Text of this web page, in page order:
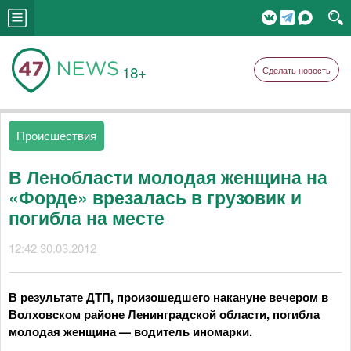
18+ Сделать новость
Происшествия
В Ленобласти молодая женщина на
«Форде» врезалась в грузовик и
погибла на месте
12:42 30.03.2012
В результате ДТП, произошедшего накануне вечером в
Волховском районе Ленинградской области, погибла
молодая женщина — водитель иномарки.